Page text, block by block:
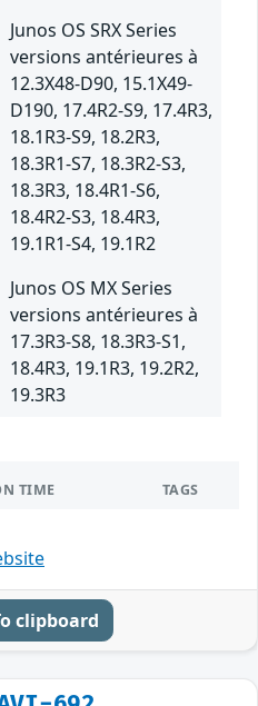
Junos OS SRX Series
versions antérieures à
12.3X48-D90, 15.1X49-
D190, 17.4R2-S9, 17.4R3,
18.1R3-S9, 18.2R3,
18.3R1-S7, 18.3R2-S3,
18.3R3, 18.4R1-S6,
18.4R2-S3, 18.4R3,
19.1R1-S4, 19.1R2
Junos OS MX Series
versions antérieures à
17.3R3-S8, 18.3R3-S1,
18.4R3, 19.1R3, 19.2R2,
19.3R3
TIME TAGS
clipboard